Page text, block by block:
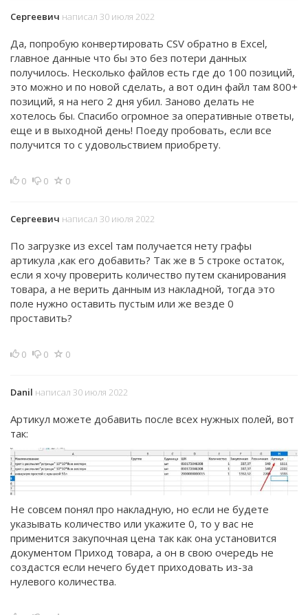
Сергеевич написал 30 июля 2022
Да, попробую конвертировать CSV обратно в Excel,
главное данные что бы это без потери данных
получилось. Несколько файлов есть где до 100 позиций,
это можно и по новой сделать, а вот один файл там 800+
позиций, я на него 2 дня убил. Заново делать не
хотелось бы. Спасибо огромное за оперативные ответы,
еще и в выходной день! Поеду пробовать, если все
получится то с удовольствием приобрету.
0 0 0
Сергеевич написал 30 июля 2022
По загрузке из excel там получается нету графы
артикула ,как его добавить? Так же в 5 строке остаток,
если я хочу проверить количество путем сканирования
товара, а не верить данным из накладной, тогда это
поле нужно оставить пустым или же везде 0
проставить?
0 0 0
Danil написал 30 июля 2022
Артикул можете добавить после всех нужных полей, вот
так:
Не совсем понял про накладную, но если не будете
указывать количество или укажите 0, то у вас не
применится закупочная цена так как она установится
документом Приход товара, а он в свою очередь не
создастся если нечего будет приходовать из-за
нулевого количества.